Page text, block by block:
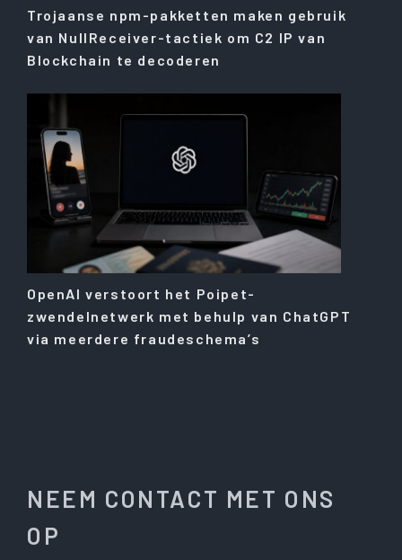
Trojaanse npm-pakketten maken gebruik
van NullReceiver-tactiek om C2 IP van
Blockchain te decoderen
OpenAI verstoort het Poipet-
zwendelnetwerk met behulp van ChatGPT
via meerdere fraudeschema’s
NEEM CONTACT MET ONS
OP